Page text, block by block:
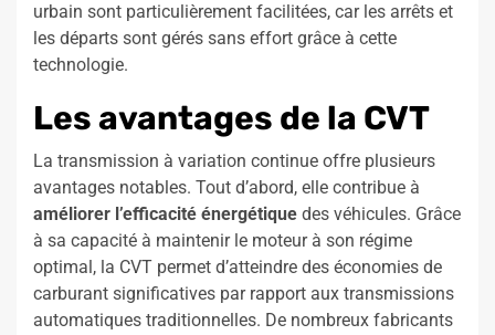
urbain sont particulièrement facilitées, car les arrêts et
les départs sont gérés sans effort grâce à cette
technologie.
Les avantages de la CVT
La transmission à variation continue offre plusieurs
avantages notables. Tout d’abord, elle contribue à
améliorer l’efficacité énergétique des véhicules. Grâce
à sa capacité à maintenir le moteur à son régime
optimal, la CVT permet d’atteindre des économies de
carburant significatives par rapport aux transmissions
automatiques traditionnelles. De nombreux fabricants